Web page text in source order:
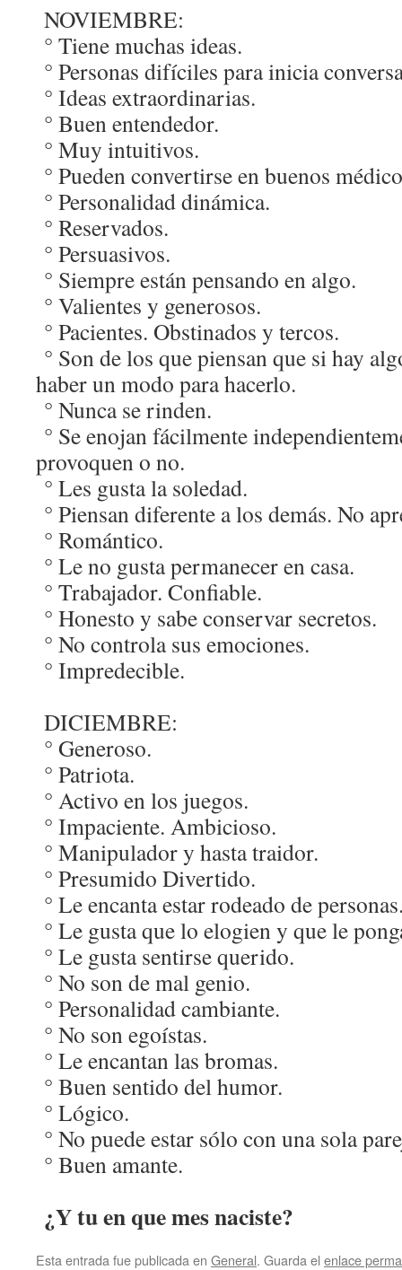
NOVIEMBRE:
° Tiene muchas ideas.
° Personas difíciles para inicia
° Ideas extraordinarias.
° Buen entendedor.
° Muy intuitivos.
° Pueden convertirse en buenos
° Personalidad dinámica.
° Reservados.
° Persuasivos.
° Siempre están pensando en algo.
° Valientes y generosos.
° Pacientes. Obstinados y tercos.
° Son de los que piensan que si hay
haber un modo para hacerlo.
° Nunca se rinden.
° Se enojan fácilmente
provoquen o no.
° Les gusta la soledad.
° Piensan diferente a los demás. No
° Romántico.
° Le no gusta permanecer en casa.
° Trabajador. Confiable.
° Honesto y sabe conservar secretos.
° No controla sus emociones.
° Impredecible.
DICIEMBRE:
° Generoso.
° Patriota.
° Activo en los juegos.
° Impaciente. Ambicioso.
° Manipulador y hasta traidor.
° Presumido Divertido.
° Le encanta estar rodeado de
° Le gusta que lo elogien y que le
° Le gusta sentirse querido.
° No son de mal genio.
° Personalidad cambiante.
° No son egoístas.
° Le encantan las bromas.
° Buen sentido del humor.
° Lógico.
° No puede estar sólo con una sola
° Buen amante.
¿Y tu en que mes naciste?
Esta entrada fue publicada en General. Guarda el enlace